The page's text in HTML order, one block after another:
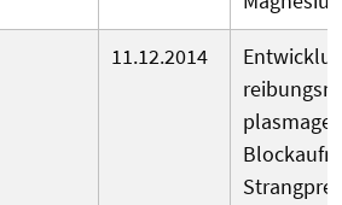
11.12.2014